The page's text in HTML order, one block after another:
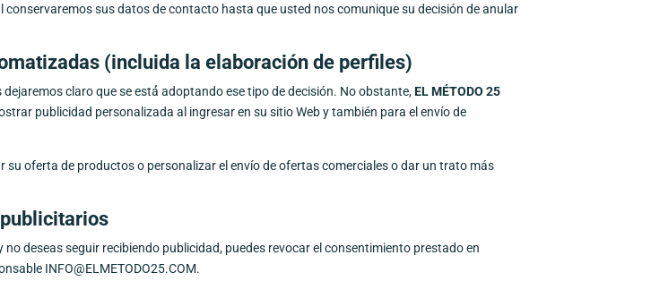
sus datos de contacto hasta que usted nos comunique su decisión de anular
(incluida la elaboración de perfiles)
claro que se está́ adoptando ese tipo de decisión. No obstante,EL MÉTODO 25
publicidad personalizada al ingresar en su sitio Web y también para el envío de
su oferta de productos o personalizar el envío de ofertas comerciales o dar un trato más
deseas seguir recibiendo publicidad, puedes revocar el consentimiento prestado en
INFO@ELMETODO25.COM.